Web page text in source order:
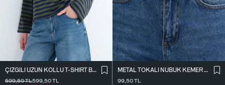
ÇIZGILI UZUN KOLLU T-SHIRT B10644
599,50TL599,50TL
METAL TOKALI NUBUK KEMER K2004-1
99,50TL